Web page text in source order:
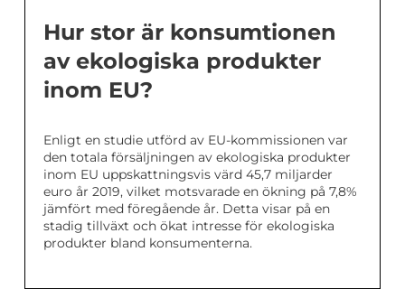
Hur stor är konsumtionen
av ekologiska produkter
inom EU?
Enligt en studie utförd av EU-kommissionen var
den totala försäljningen av ekologiska produkter
inom EU uppskattningsvis värd 45,7 miljarder
euro år 2019, vilket motsvarade en ökning på 7,8%
jämfört med föregående år. Detta visar på en
stadig tillväxt och ökat intresse för ekologiska
produkter bland konsumenterna.